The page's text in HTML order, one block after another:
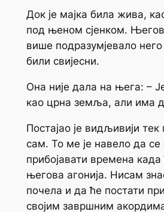
Док је мајка била жива,
под њеном сјенком.
више подразумјевало
били свијесни.
Она није дала на њега: –
као црна земља, али има
Постајао је видљивији тек
сам. То ме је навело да
прибојавати времена
његова агонија. Нисам
почела и да ће постати
својим завршним